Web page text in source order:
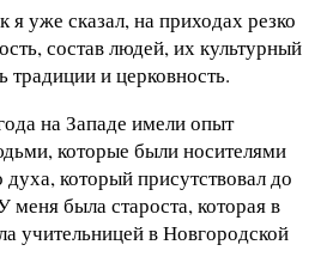
я уже сказал, на приходах резко
состав людей, их культурный
традиции и церковность.
на Западе имели опыт
которые были носителями
который присутствовал до
меня была староста, которая в
учительницей в Новгородской